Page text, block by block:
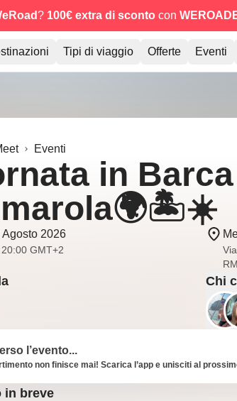
? 100€ extra di scontocon
Tipi di viaggio Offerte Eventi
Eventi
in
Agosto 2026
GMT+2
Chi
l’evento...
non finisce mai! Scarica l’app e unisciti al
in breve